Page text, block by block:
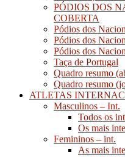
PÓDIOS DOS
COBERTA
Pódios dos
Pódios dos
Pódios dos
Taça de Portugal
Quadro resumo
Quadro resumo
ATLETAS
Masculinos – Int.
Todos os
Os mais
Femininos – int.
As mais